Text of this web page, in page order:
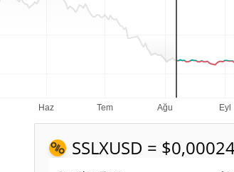
SSLXUSD =